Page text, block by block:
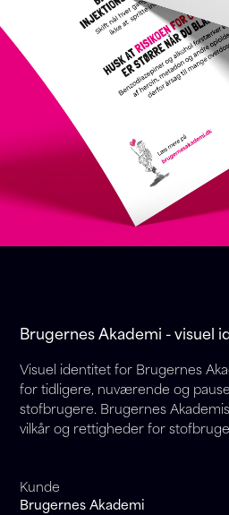
Brugernes Akademi - visuel
Visuel identitet for Brugernes
for tidligere, nuværende og
stofbrugere. Brugernes
vilkår og rettigheder for
Kunde
Brugernes Akademi